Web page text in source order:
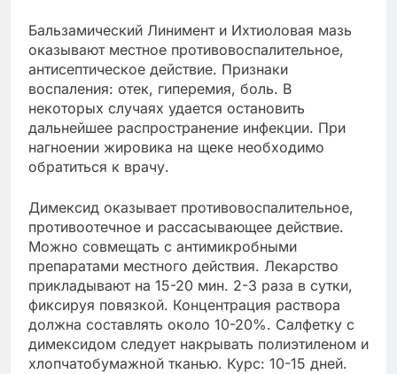
Бальзамический Линимент и Ихтиоловая мазь
оказывают местное противовоспалительное,
антисептическое действие. Признаки
воспаления: отек, гиперемия, боль. В
некоторых случаях удается остановить
дальнейшее распространение инфекции. При
нагноении жировика на щеке необходимо
обратиться к врачу.
Димексид оказывает противовоспалительное,
противоотечное и рассасывающее действие.
Можно совмещать с антимикробными
препаратами местного действия. Лекарство
прикладывают на 15-20 мин. 2-3 раза в сутки,
фиксируя повязкой. Концентрация раствора
должна составлять около 10-20%. Салфетку с
димексидом следует накрывать полиэтиленом и
хлопчатобумажной тканью. Курс: 10-15 дней.